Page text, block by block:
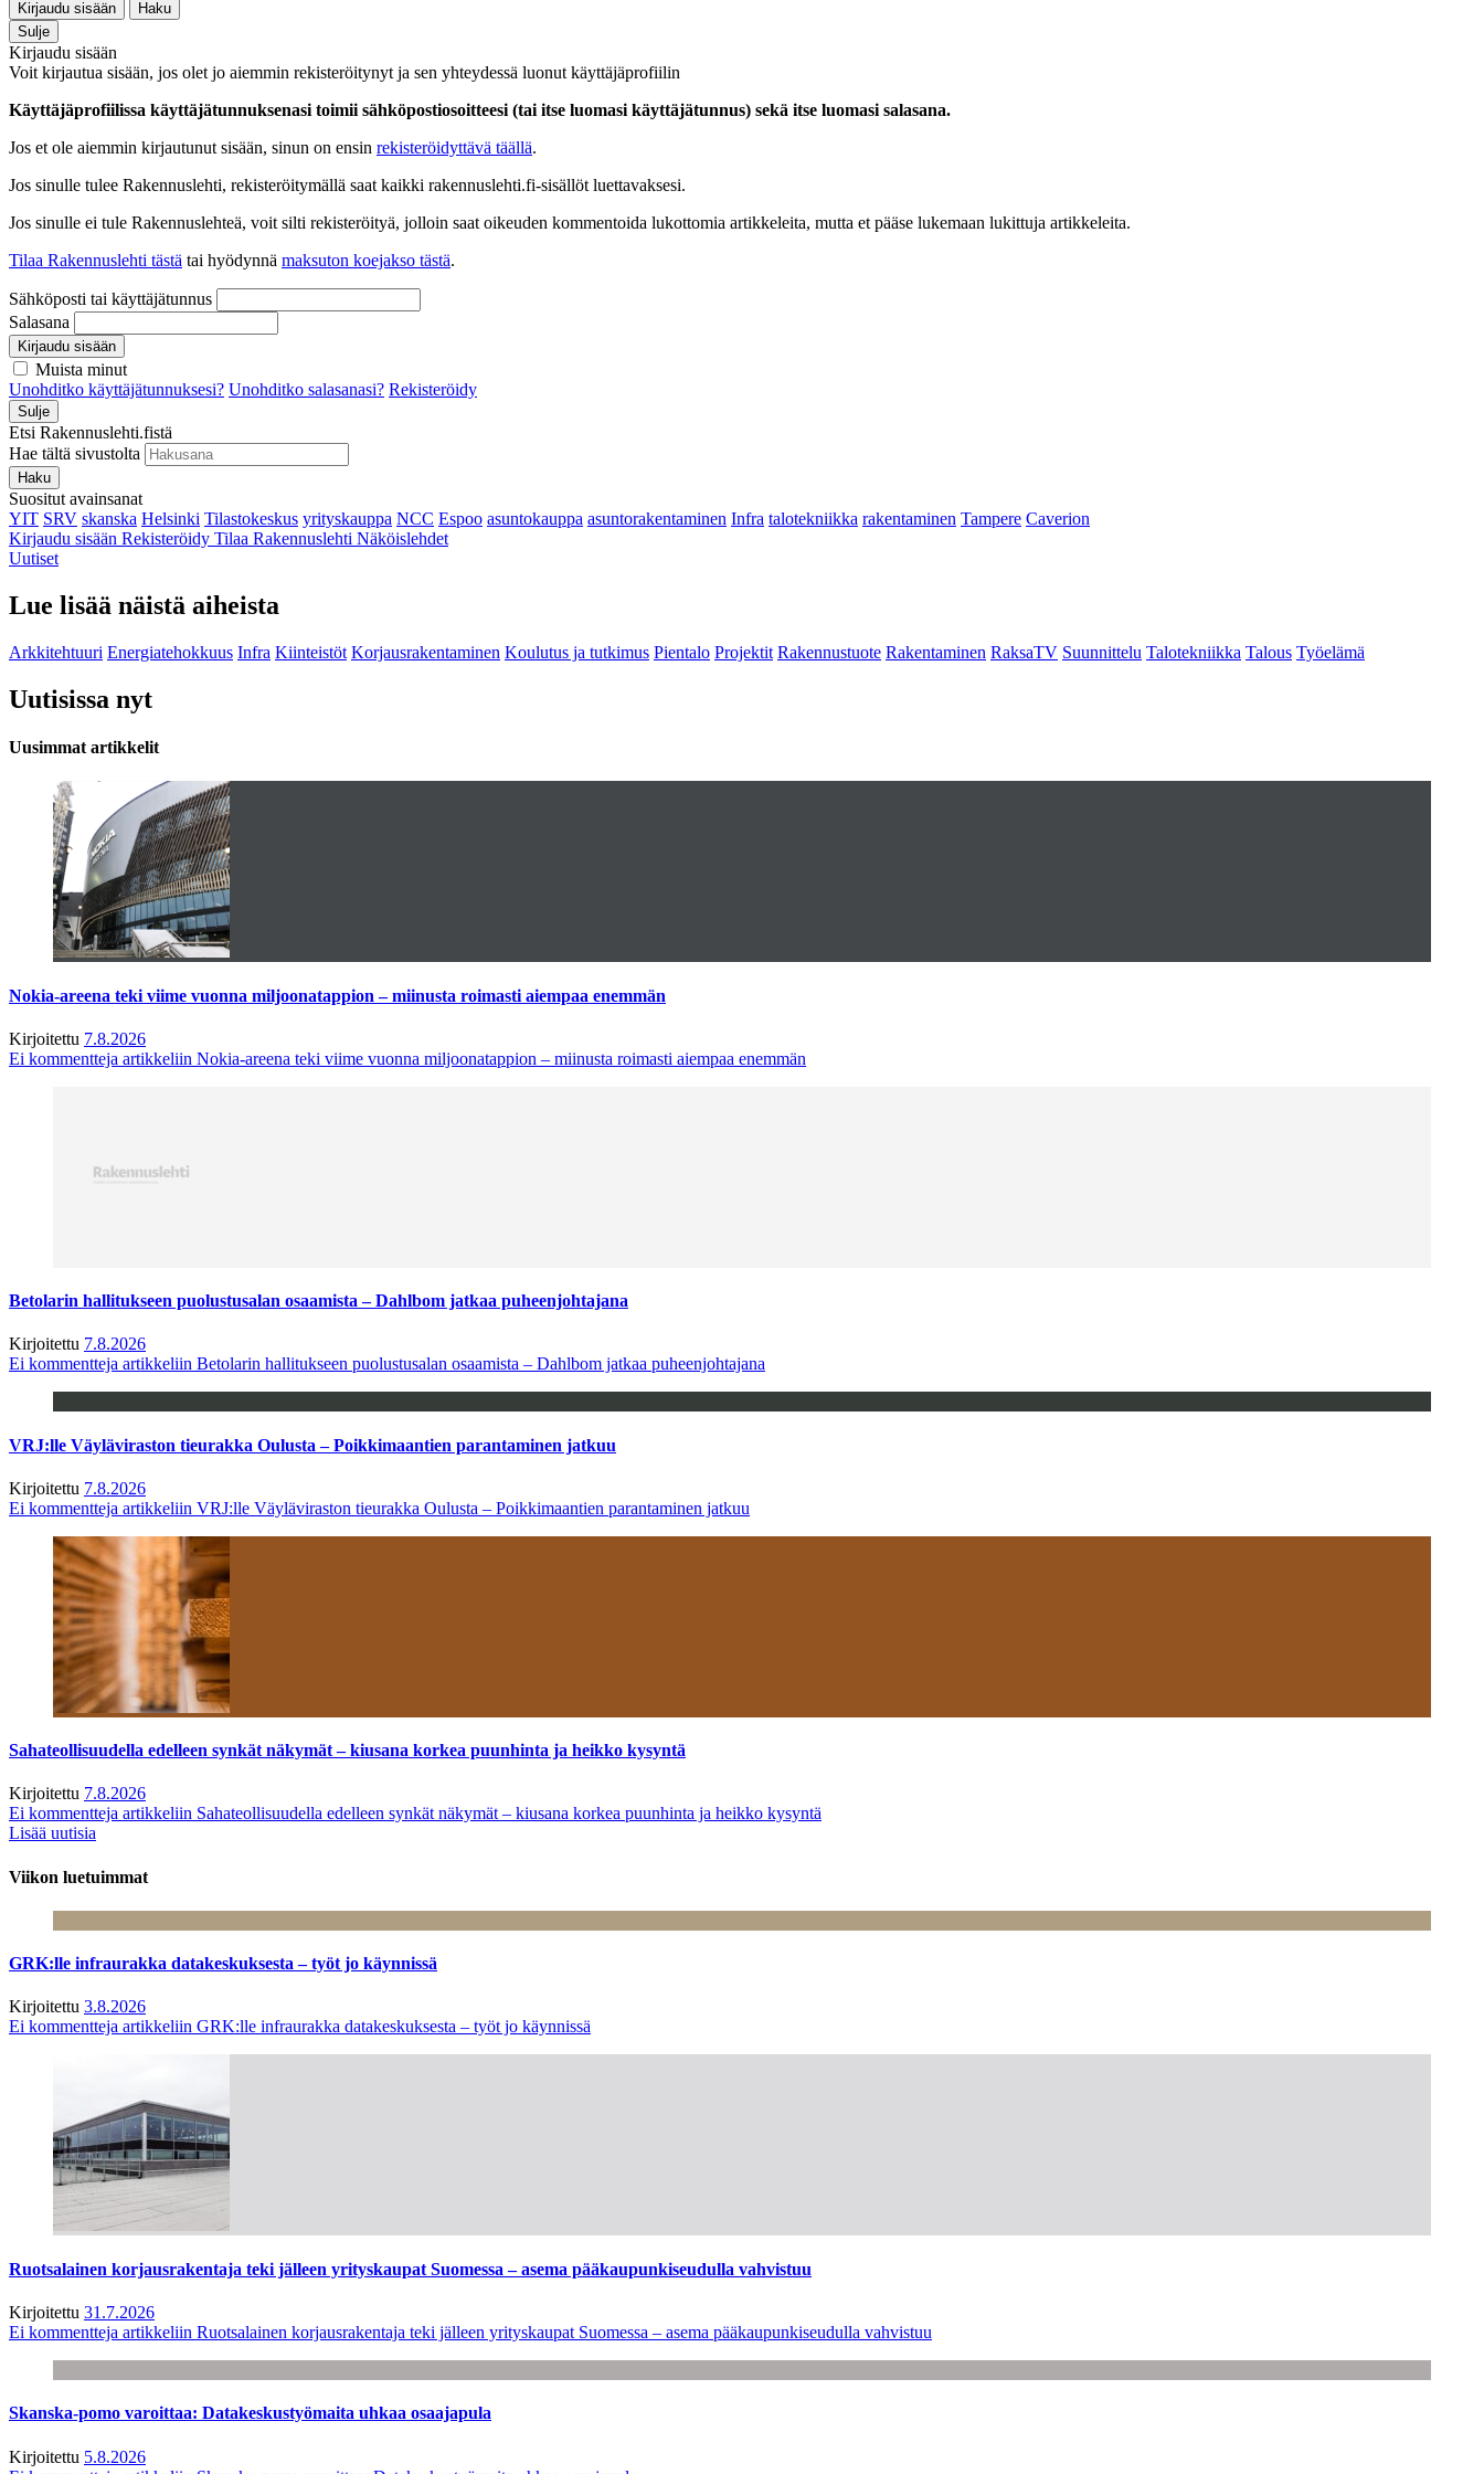
Kirjaudu sisään
Haku
Sulje
Kirjaudu sisään
Voit kirjautua sisään, jos olet jo aiemmin rekisteröitynyt ja sen yhteydessä luonut käyttäjäprofiilin
Käyttäjäprofiilissa käyttäjätunnuksenasi toimii sähköpostiosoitteesi (tai itse luomasi käyttäjätunnus) sekä itse luomasi salasana.
Jos et ole aiemmin kirjautunut sisään, sinun on ensin rekisteröidyttävä täällä.
Jos sinulle tulee Rakennuslehti, rekisteröitymällä saat kaikki rakennuslehti.fi-sisällöt luettavaksesi.
Jos sinulle ei tule Rakennuslehteä, voit silti rekisteröityä, jolloin saat oikeuden kommentoida lukottomia artikkeleita, mutta et pääse lukemaan lukittuja artikkeleita.
Tilaa Rakennuslehti tästä tai hyödynnä maksuton koejakso tästä.
Sähköposti tai käyttäjätunnus
Salasana
Kirjaudu sisään
Muista minut
Unohditko käyttäjätunnuksesi? Unohditko salasanasi? Rekisteröidy
Sulje
Etsi Rakennuslehti.fistä
Hae tältä sivustolta
Haku
Suositut avainsanat
YIT SRV skanska Helsinki Tilastokeskus yrityskauppa NCC Espoo asuntokauppa asuntorakentaminen Infra talotekniikka rakentaminen Tampere Caverion
Kirjaudu sisään Rekisteröidy Tilaa Rakennuslehti Näköislehdet
Uutiset
Lue lisää näistä aiheista
Arkkitehtuuri Energiatehokkuus Infra Kiinteistöt Korjausrakentaminen Koulutus ja tutkimus Pientalo Projektit Rakennustuote Rakentaminen RaksaTV Suunnittelu Talotekniikka Talous Työelämä
Uutisissa nyt
Uusimmat artikkelit
Nokia-areena teki viime vuonna miljoonatappion – miinusta roimasti aiempaa enemmän
Kirjoitettu 7.8.2026
Ei kommentteja artikkeliin Nokia-areena teki viime vuonna miljoonatappion – miinusta roimasti aiempaa enemmän
Betolarin hallitukseen puolustusalan osaamista – Dahlbom jatkaa puheenjohtajana
Kirjoitettu 7.8.2026
Ei kommentteja artikkeliin Betolarin hallitukseen puolustusalan osaamista – Dahlbom jatkaa puheenjohtajana
VRJ:lle Väyläviraston tieurakka Oulusta – Poikkimaantien parantaminen jatkuu
Kirjoitettu 7.8.2026
Ei kommentteja artikkeliin VRJ:lle Väyläviraston tieurakka Oulusta – Poikkimaantien parantaminen jatkuu
Sahateollisuudella edelleen synkät näkymät – kiusana korkea puunhinta ja heikko kysyntä
Kirjoitettu 7.8.2026
Ei kommentteja artikkeliin Sahateollisuudella edelleen synkät näkymät – kiusana korkea puunhinta ja heikko kysyntä
Lisää uutisia
Viikon luetuimmat
GRK:lle infraurakka datakeskuksesta – työt jo käynnissä
Kirjoitettu 3.8.2026
Ei kommentteja artikkeliin GRK:lle infraurakka datakeskuksesta – työt jo käynnissä
Ruotsalainen korjausrakentaja teki jälleen yrityskaupat Suomessa – asema pääkaupunkiseudulla vahvistuu
Kirjoitettu 31.7.2026
Ei kommentteja artikkeliin Ruotsalainen korjausrakentaja teki jälleen yrityskaupat Suomessa – asema pääkaupunkiseudulla vahvistuu
Skanska-pomo varoittaa: Datakeskustyömaita uhkaa osaajapula
Kirjoitettu 5.8.2026